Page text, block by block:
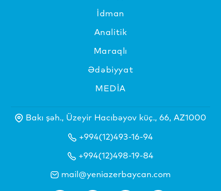
İdman
Analitik
Maraqlı
Ədəbiyyat
MEDİA
Bakı şəh., Üzeyir Hacıbəyov küç., 66, AZ1000
+994(12)493-16-94
+994(12)498-19-84
mail@yeniazerbaycan.com